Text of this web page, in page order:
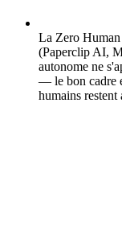
La Zero
(Paperclip AI,
autonome ne
— le bon cadre
humains